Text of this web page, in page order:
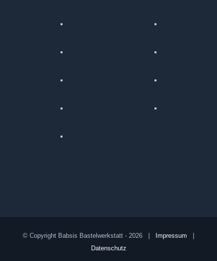
© Copyright Babsis Bastelwerkstatt - 2026 | Impressum |
Datenschutz